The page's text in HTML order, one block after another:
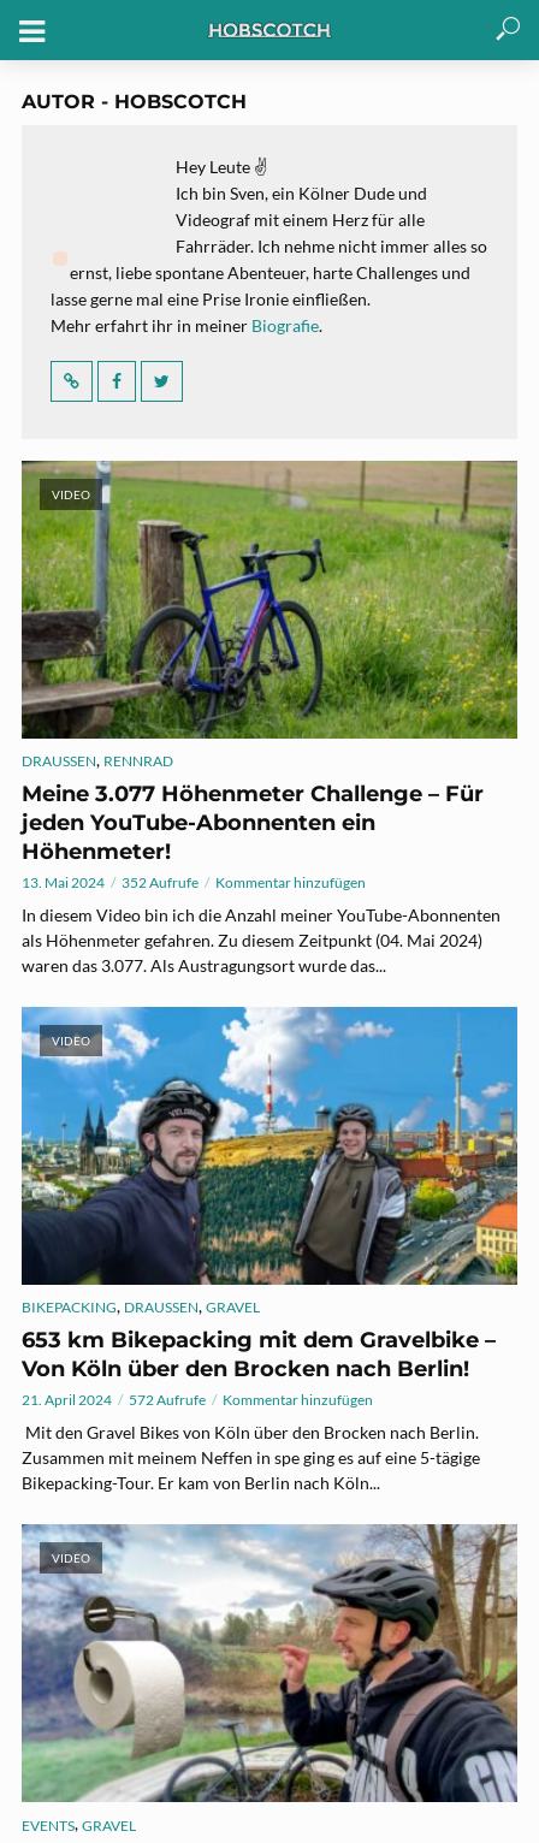
AUTOR - HOBSCOTCH
Hey Leute ✌
Ich bin Sven, ein Kölner Dude und
Videograf mit einem Herz für alle
Fahrräder. Ich nehme nicht immer alles so
ernst, liebe spontane Abenteuer, harte Challenges und
lasse gerne mal eine Prise Ironie einfließen.
Mehr erfahrt ihr in meiner Biografie.
VIDEO
DRAUSSEN, RENNRAD
Meine 3.077 Höhenmeter Challenge – Für
jeden YouTube-Abonnenten ein
Höhenmeter!
13. Mai 2024 352 Aufrufe Kommentar hinzufügen
In diesem Video bin ich die Anzahl meiner YouTube-Abonnenten
als Höhenmeter gefahren. Zu diesem Zeitpunkt (04. Mai 2024)
waren das 3.077. Als Austragungsort wurde das...
VIDEO
BIKEPACKING, DRAUSSEN, GRAVEL
653 km Bikepacking mit dem Gravelbike –
Von Köln über den Brocken nach Berlin!
21. April 2024 572 Aufrufe Kommentar hinzufügen
Mit den Gravel Bikes von Köln über den Brocken nach Berlin.
Zusammen mit meinem Neffen in spe ging es auf eine 5-tägige
Bikepacking-Tour. Er kam von Berlin nach Köln...
VIDEO
EVENTS, GRAVEL